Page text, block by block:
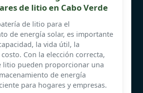
de litio en Cabo Verde
de litio para el
de energía solar, es importante
la vida útil, la
Con la elección correcta,
litio pueden proporcionar una
de energía
para hogares y empresas.